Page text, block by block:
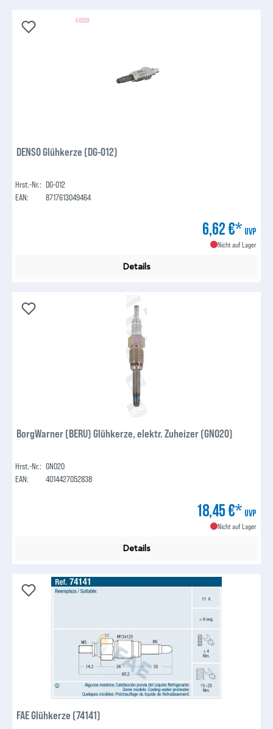
DENSO Glühkerze (DG-012)
Hrst.-Nr.: DG-012
EAN:
8717613049464
6,62 €* UVP
Nicht auf Lager
Details
BorgWarner (BERU) Glühkerze, elektr. Zuheizer (GN020)
Hrst.-Nr.: GN020
EAN:
4014427052838
18,45 €* UVP
Nicht auf Lager
Details
FAE Glühkerze (74141)